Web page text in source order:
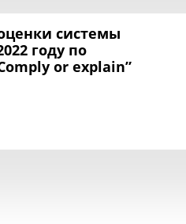
системы
году по
or explain”